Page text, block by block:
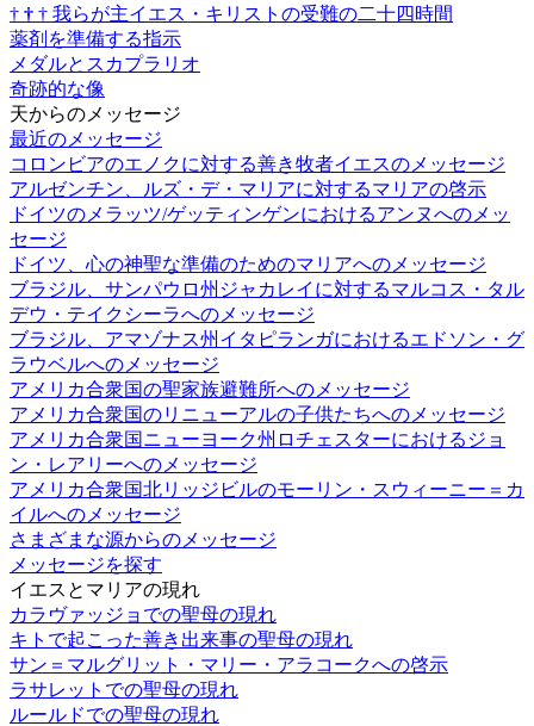
† † † 我らが主イエス・キリストの受難の二十四時間
薬剤を準備する指示
メダルとスカプラリオ
奇跡的な像
天からのメッセージ
最近のメッセージ
コロンビアのエノクに対する善き牧者イエスのメッセージ
アルゼンチン、ルズ・デ・マリアに対するマリアの啓示
ドイツのメラッツ/ゲッティンゲンにおけるアンヌへのメッ
セージ
ドイツ、心の神聖な準備のためのマリアへのメッセージ
ブラジル、サンパウロ州ジャカレイに対するマルコス・タル
デウ・テイクシーラへのメッセージ
ブラジル、アマゾナス州イタピランガにおけるエドソン・グ
ラウベルへのメッセージ
アメリカ合衆国の聖家族避難所へのメッセージ
アメリカ合衆国のリニューアルの子供たちへのメッセージ
アメリカ合衆国ニューヨーク州ロチェスターにおけるジョ
ン・レアリーへのメッセージ
アメリカ合衆国北リッジビルのモーリン・スウィーニー＝カ
イルへのメッセージ
さまざまな源からのメッセージ
メッセージを探す
イエスとマリアの現れ
カラヴァッジョでの聖母の現れ
キトで起こった善き出来事の聖母の現れ
サン＝マルグリット・マリー・アラコークへの啓示
ラサレットでの聖母の現れ
ルールドでの聖母の現れ